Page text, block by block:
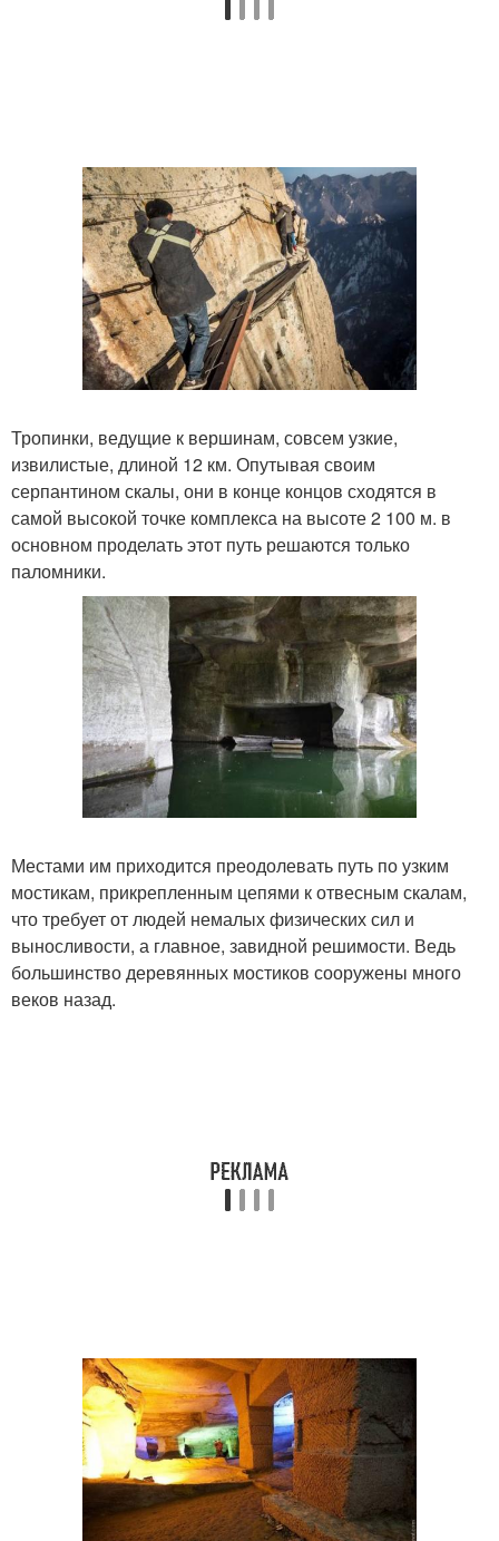
Тропинки, ведущие к вершинам, совсем узкие,
извилистые, длиной 12 км. Опутывая своим
серпантином скалы, они в конце концов сходятся в
самой высокой точке комплекса на высоте 2 100 м. в
основном проделать этот путь решаются только
паломники.
Местами им приходится преодолевать путь по узким
мостикам, прикрепленным цепями к отвесным скалам,
что требует от людей немалых физических сил и
выносливости, а главное, завидной решимости. Ведь
большинство деревянных мостиков сооружены много
веков назад.